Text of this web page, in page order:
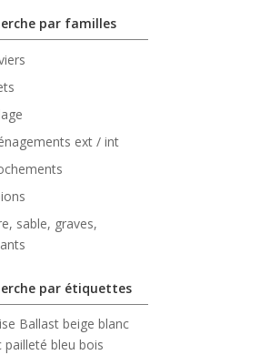
par familles
ext / int
sable, graves,
par étiquettes
Ballast beige blanc
pailleté bleu bois